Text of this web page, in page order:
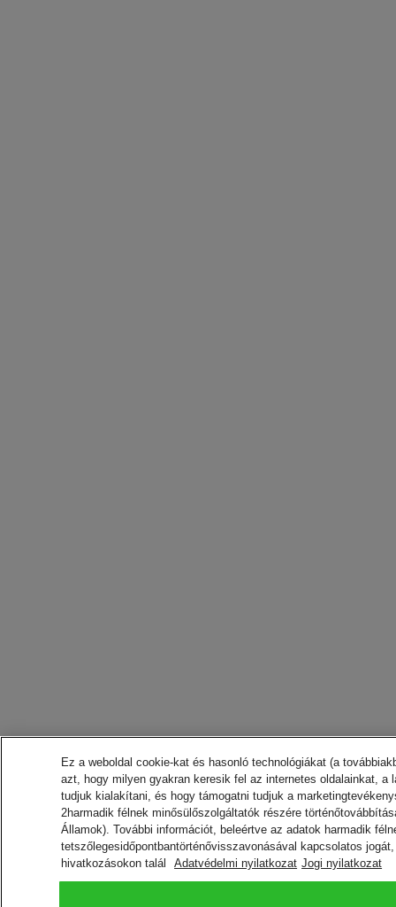
Ez a weboldal cookie-kat és hasonló technológiákat (a
azt, hogy milyen gyakran keresik fel az internetes oldalainkat,
tudjuk kialakítani, és hogy támogatni tudjuk a
2harmadik félnek minősülőszolgáltatók részére
Államok). További információt, beleértve az adatok harmadik
tetszőlegesidőpontbantörténővisszavonásával kapcsolatos
hivatkozásokon talál
Adatvédelmi nyilatkozat Jogi nyilatkozat